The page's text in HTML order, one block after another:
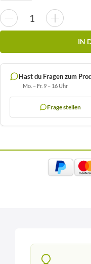
IN
Hast du Fragen zum
Mo. – Fr. 9 – 16 Uhr
Frage stellen